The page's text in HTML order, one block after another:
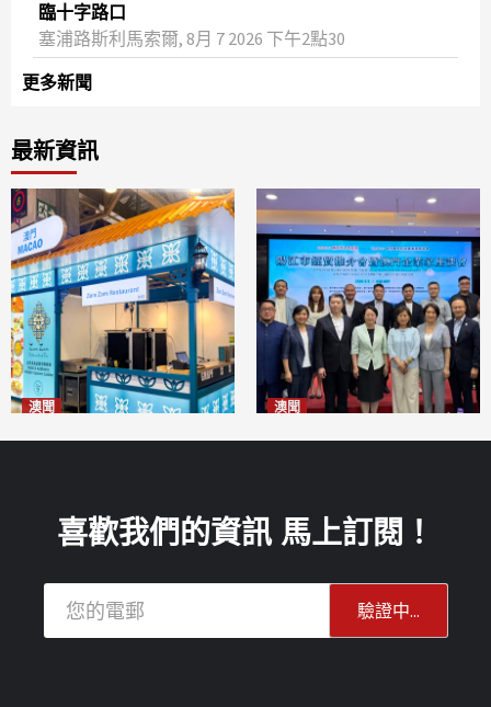
臨十字路口
塞浦路斯利馬索爾, 8月 7 2026 下午2點30
更多新聞
最新資訊
澳聞 澳聞
喜歡我們的資訊 馬上訂閱！